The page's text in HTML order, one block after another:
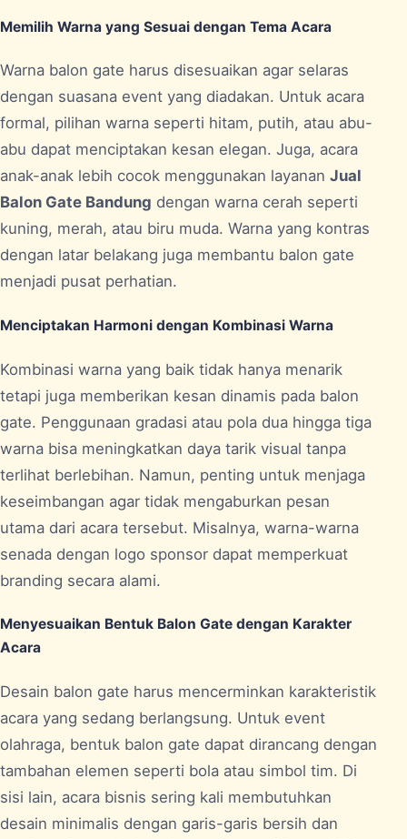
Memilih Warna yang Sesuai dengan Tema Acara
Warna balon gate harus disesuaikan agar selaras
dengan suasana event yang diadakan. Untuk acara
formal, pilihan warna seperti hitam, putih, atau abu-
abu dapat menciptakan kesan elegan. Juga, acara
anak-anak lebih cocok menggunakan layanan Jual
Balon Gate Bandung dengan warna cerah seperti
kuning, merah, atau biru muda. Warna yang kontras
dengan latar belakang juga membantu balon gate
menjadi pusat perhatian.
Menciptakan Harmoni dengan Kombinasi Warna
Kombinasi warna yang baik tidak hanya menarik
tetapi juga memberikan kesan dinamis pada balon
gate. Penggunaan gradasi atau pola dua hingga tiga
warna bisa meningkatkan daya tarik visual tanpa
terlihat berlebihan. Namun, penting untuk menjaga
keseimbangan agar tidak mengaburkan pesan
utama dari acara tersebut. Misalnya, warna-warna
senada dengan logo sponsor dapat memperkuat
branding secara alami.
Menyesuaikan Bentuk Balon Gate dengan Karakter
Acara
Desain balon gate harus mencerminkan karakteristik
acara yang sedang berlangsung. Untuk event
olahraga, bentuk balon gate dapat dirancang dengan
tambahan elemen seperti bola atau simbol tim. Di
sisi lain, acara bisnis sering kali membutuhkan
desain minimalis dengan garis-garis bersih dan